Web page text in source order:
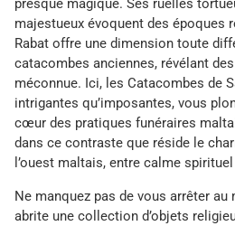
presque magique. Ses ruelles
majestueux évoquent des époques
Rabat offre une dimension toute
catacombes anciennes, révélant
méconnue. Ici, les Catacombes de
intrigantes qu’imposantes, vous
cœur des pratiques funéraires
dans ce contraste que réside le
l’ouest maltais, entre calme
Ne manquez pas de vous arrêter au
abrite une collection d’objets